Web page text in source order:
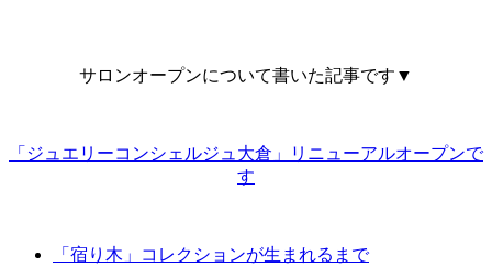
サロンオープンについて書いた記事です▼
「ジュエリーコンシェルジュ大倉」リニューアルオープンで
す
「宿り木」コレクションが生まれるまで